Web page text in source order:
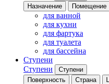
Назначение
Помещение
для ванной
для кухни
для фартука
для туалета
для бассейна
Ступени
Ступени
Ступени
Поверхность
Страна